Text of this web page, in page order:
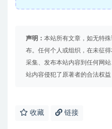
声明： 本站所有文章，如无特
布。任何个人或组织，在未征
采集、发布本站内容到任何网
站内容侵犯了原著者的合法权益
收藏 链接